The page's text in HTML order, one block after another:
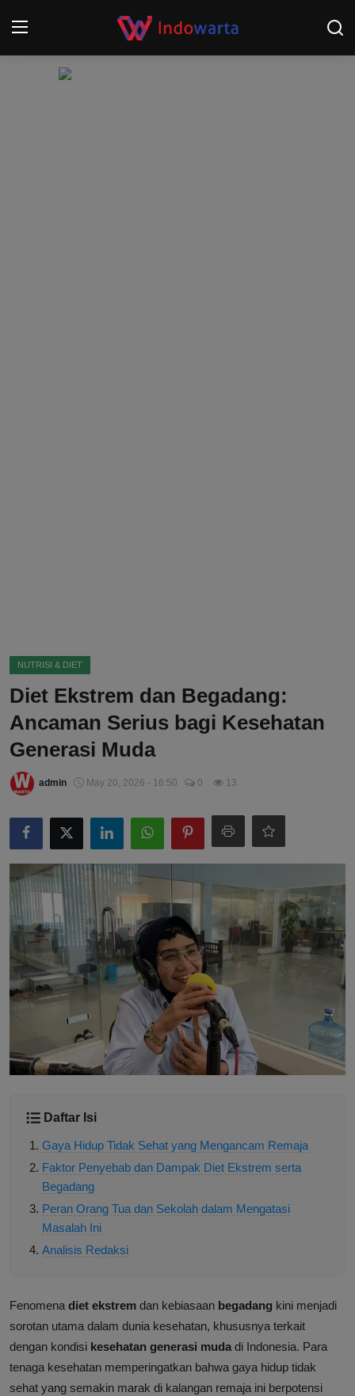
NUTRISI & DIET
Diet Ekstrem dan Begadang:
Ancaman Serius bagi Kesehatan
Generasi Muda
admin May 20, 2026 - 16:50 0 13
Daftar Isi
Gaya Hidup Tidak Sehat yang Mengancam Remaja
Faktor Penyebab dan Dampak Diet Ekstrem serta
Begadang
Peran Orang Tua dan Sekolah dalam Mengatasi
Masalah Ini
Analisis Redaksi
Fenomenadiet ekstrem dan kebiasaan begadang kini menjadi
sorotan utama dalam dunia kesehatan, khususnya terkait
dengan kondisi kesehatan generasi mudadi Indonesia. Para
tenaga kesehatan memperingatkan bahwa gaya hidup tidak
sehat yang semakin marak di kalangan remaja ini berpotensi